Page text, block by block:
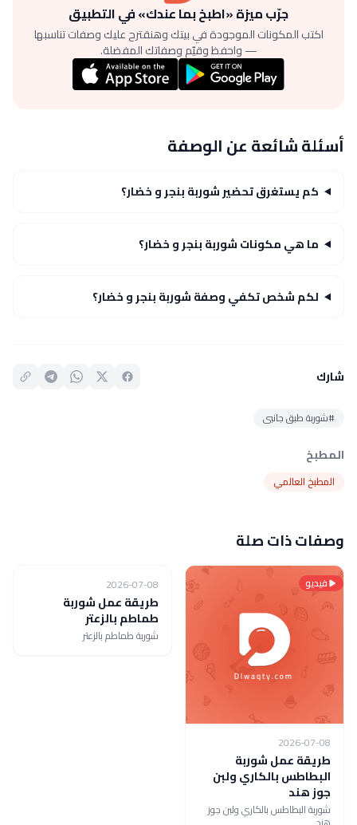
جرّب ميزة «اطبخ بما عندك» في التطبيق
اكتب المكونات الموجودة في بيتك وهنقترح عليك وصفات تناسبها
— واحفظ وقيّم وصفاتك المفضلة.
أسئلة شائعة عن الوصفة
كم يستغرق تحضير شوربة بنجر و خضار؟
ما هي مكونات شوربة بنجر و خضار؟
لكم شخص تكفي وصفة شوربة بنجر و خضار؟
شارك
#شوربة طبق جانبى
المطبخ
المطبخ العالمي
وصفات ذات صلة
فيديو
2026-07-08
طريقة عمل شوربة
البطاطس بالكاري ولبن
جوز هند
شوربة البطاطس بالكاري ولبن جوز
فيديو
2026-07-08
طريقة عمل شوربة
طماطم بالزعتر
شوربة طماطم بالزعتر